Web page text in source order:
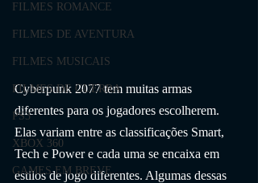
FILMES ROMANCE
FILMES DE AVENTURA
FILMES MUSICAIS
FILMES DE GUERRA
PS3
XBOX 360
GAMES EM BREVE
Cyberpunk 2077 tem muitas armas
diferentes para os jogadores escolherem.
Elas variam entre as classificações Smart,
Tech e Power e cada uma se encaixa em
estilos de jogo diferentes. Algumas dessas